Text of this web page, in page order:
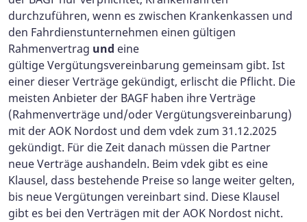
durchzuführen, wenn es zwischen Krankenkassen und
den Fahrdienstunternehmen einen gültigen
Rahmenvertrag und eine
gültige Vergütungsvereinbarung gemeinsam gibt. Ist
einer dieser Verträge gekündigt, erlischt die Pflicht. Die
meisten Anbieter der BAGF haben ihre Verträge
(Rahmenverträge und/oder Vergütungsvereinbarung)
mit der AOK Nordost und dem vdek zum 31.12.2025
gekündigt. Für die Zeit danach müssen die Partner
neue Verträge aushandeln. Beim vdek gibt es eine
Klausel, dass bestehende Preise so lange weiter gelten,
bis neue Vergütungen vereinbart sind. Diese Klausel
gibt es bei den Verträgen mit der AOK Nordost nicht.